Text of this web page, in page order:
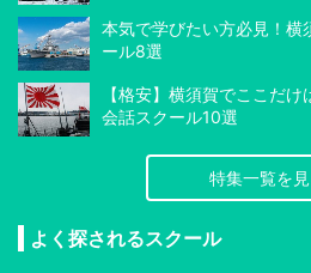
本気で学びたい方必見！横
ール8選
【格安】横須賀でここだ
会話スクール10選
特集一覧を
よく探されるスクール